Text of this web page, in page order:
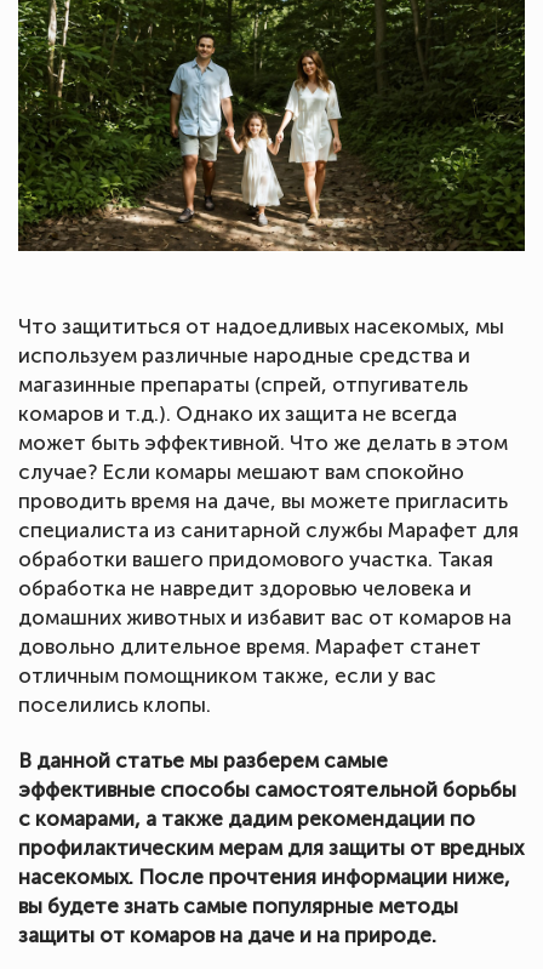
Что защититься от надоедливых насекомых, мы
используем различные народные средства и
магазинные препараты (спрей, отпугиватель
комаров и т.д.). Однако их защита не всегда
может быть эффективной. Что же делать в этом
случае? Если комары мешают вам спокойно
проводить время на даче, вы можете пригласить
специалиста из санитарной службы Марафет для
обработки вашего придомового участка. Такая
обработка не навредит здоровью человека и
домашних животных и избавит вас от комаров на
довольно длительное время. Марафет станет
отличным помощником также, если у вас
поселились клопы.
В данной статье мы разберем самые
эффективные способы самостоятельной борьбы
с комарами, а также дадим рекомендации по
профилактическим мерам для защиты от вредных
насекомых. После прочтения информации ниже,
вы будете знать самые популярные методы
защиты от комаров на даче и на природе.